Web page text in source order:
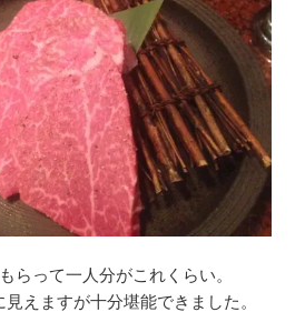
らって一人分がこれくらい。
えますが十分堪能できました。